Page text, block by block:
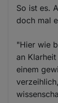
So ist es.
doch mal
"Hier wie
an
einem